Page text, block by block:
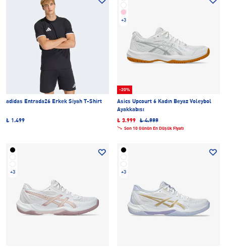
adidas Entrada26 Erkek Siyah T-Shirt
₺ 1.499
+3
-20%
Asics Upcourt 6 Kadın Beyaz Voleybol
Ayakkabısı
₺ 3.999
₺ 4.999
Son 10 Günün En Düşük Fiyatı
+3 +3